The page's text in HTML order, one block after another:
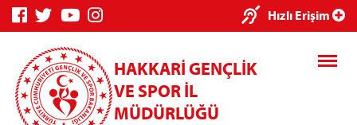
Hızlı Erişim
HAKKARİ GENÇLİK
VE SPOR İL
MÜDÜRLÜĞÜ
×